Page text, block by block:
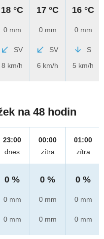
18 °C
0 mm
SV
8 km/h
17 °C
0 mm
SV
6 km/h
16 °C
0 mm
S
5 km/h
na 48 hodin
23:00
dnes
0 %
0 mm
0 mm
00:00
zítra
0 %
0 mm
0 mm
01:00
zítra
0 %
0 mm
0 mm